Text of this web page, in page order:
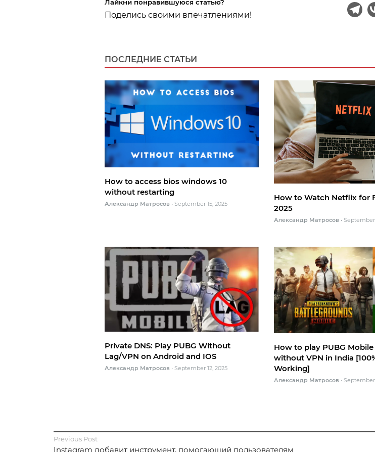
Лайкни понравившуюся статью?
Поделись своими впечатлениями!
ПОСЛЕДНИЕ СТАТЬИ
How to access bios windows 10
without restarting
Александр Матросов • September 15, 2025
How to Watch Netflix for
2025
Александр Матросов • September
Private DNS: Play PUBG Without
Lag/VPN on Android and IOS
Александр Матросов • September 12, 2025
How to play PUBG Mobile
without VPN in India
Working]
Александр Матросов • September
Previous Post
Instagram добавит инструмент, помогающий пользователям